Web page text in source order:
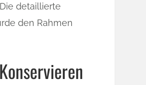
detaillierte
den Rahmen